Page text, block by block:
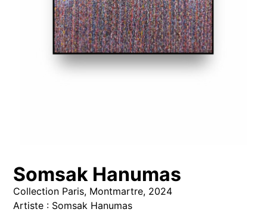
Somsak Hanumas
Collection Paris, Montmartre, 2024
Artiste : Somsak Hanumas